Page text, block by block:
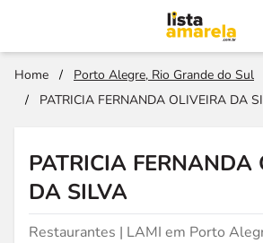
Home / Porto Alegre, Rio Grande do Sul
/
PATRICIA FERNANDA OLIVEIRA DA
PATRICIA FERNANDA
DA SILVA
Restaurantes | LAMI em Porto